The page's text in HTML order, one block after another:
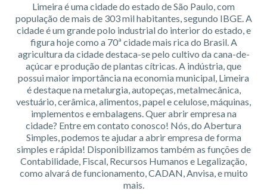
Limeira é uma cidade do estado de São Paulo, com
população de mais de 303 mil habitantes, segundo IBGE. A
cidade é um grande polo industrial do interior do estado, e
figura hoje como a 70ª cidade mais rica do Brasil. A
agricultura da cidade destaca-se pelo cultivo da cana-de-
açúcar e produção de plantas cítricas. A indústria, que
possui maior importância na economia municipal, Limeira
é destaque na metalurgia, autopeças, metalmecânica,
vestuário, cerâmica, alimentos, papel e celulose, máquinas,
implementos e embalagens. Quer abrir empresa na
cidade? Entre em contato conosco! Nós, do Abertura
Simples, podemos te ajudar a abrir empresa de forma
simples e rápida! Disponibilizamos também as funções de
Contabilidade, Fiscal, Recursos Humanos e Legalização,
como alvará de funcionamento, CADAN, Anvisa, e muito
mais.